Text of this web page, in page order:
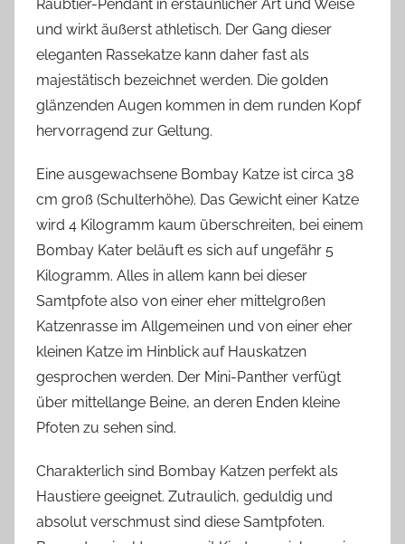
Raubtier-Pendant in erstaunlicher Art und Weise
und wirkt äußerst athletisch. Der Gang dieser
eleganten Rassekatze kann daher fast als
majestätisch bezeichnet werden. Die golden
glänzenden Augen kommen in dem runden Kopf
hervorragend zur Geltung.
Eine ausgewachsene Bombay Katze ist circa 38
cm groß (Schulterhöhe). Das Gewicht einer Katze
wird 4 Kilogramm kaum überschreiten, bei einem
Bombay Kater beläuft es sich auf ungefähr 5
Kilogramm. Alles in allem kann bei dieser
Samtpfote also von einer eher mittelgroßen
Katzenrasse im Allgemeinen und von einer eher
kleinen Katze im Hinblick auf Hauskatzen
gesprochen werden. Der Mini-Panther verfügt
über mittellange Beine, an deren Enden kleine
Pfoten zu sehen sind.
Charakterlich sind Bombay Katzen perfekt als
Haustiere geeignet. Zutraulich, geduldig und
absolut verschmust sind diese Samtpfoten.